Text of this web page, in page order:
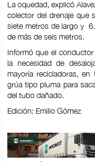
La oquedad, explicó
colector del drenaje que
siete metros de largo y
de más de seis metros.
Informó que el
la necesidad de
mayoría recicladoras,
grúa tipo pluma para
del tubo dañado.
Edición: Emilio Gómez